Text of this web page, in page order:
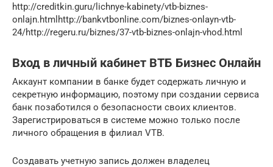
http://creditkin.guru/lichnye-kabinety/vtb-biznes-
onlajn.htmlhttp://bankvtbonline.com/biznes-onlayn-vtb-
24/http://regeru.ru/biznes/37-vtb-biznes-onlajn-vhod.html
Вход в личный кабинет ВТБ Бизнес Онлайн
Аккаунт компании в банке будет содержать личную и
секретную информацию, поэтому при создании сервиса
банк позаботился о безопасности своих клиентов.
Зарегистрироваться в системе можно только после
личного обращения в филиал VTB.
Создавать учетную запись должен владелец